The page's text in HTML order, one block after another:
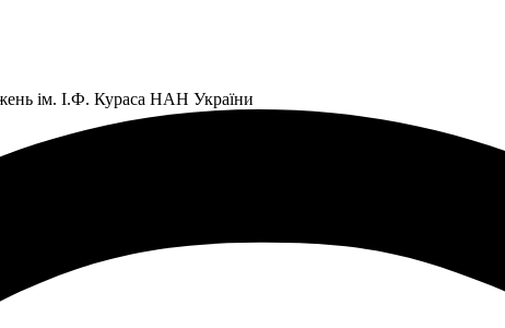
ім. І.Ф. Кураса НАН України